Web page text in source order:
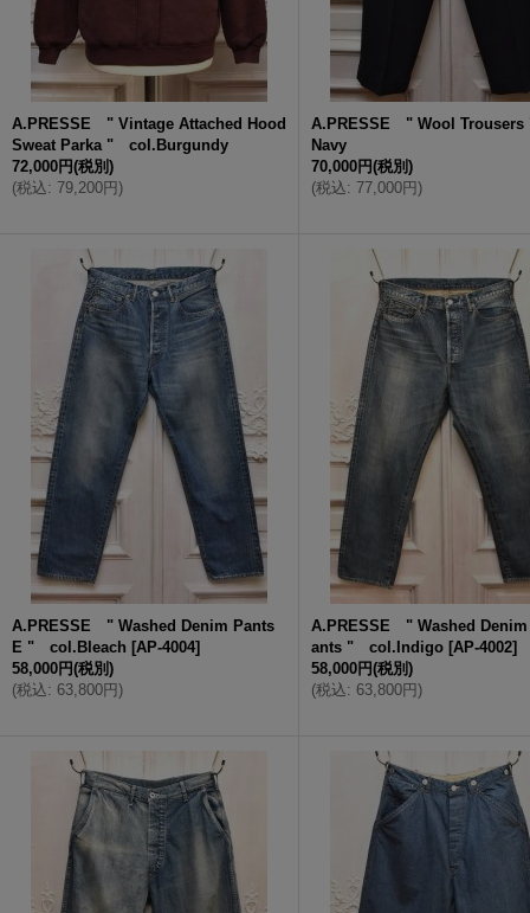
A.PRESSE " Vintage Attached Hood
Sweat Parka " col.Burgundy
72,000円(税別)
(税込: 79,200円)
A.PRESSE " Wool
Navy
70,000円(税別)
(税込: 77,000円)
A.PRESSE " Washed Denim Pants
E " col.Bleach [AP-4004]
58,000円(税別)
(税込: 63,800円)
A.PRESSE " Washed Denim
ants " col.Indigo [AP-4002]
58,000円(税別)
(税込: 63,800円)